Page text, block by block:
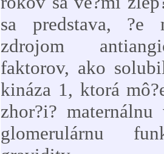
sa predstava, ?e
zdrojom
faktorov, ako
kináza 1, ktorá
zhor?i? maternálnu
glomerulárnu